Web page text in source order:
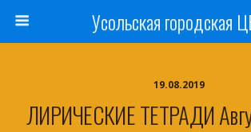
Усольская городская
19.08.2019
ЛИРИЧЕСКИЕ ТЕТРАДИ